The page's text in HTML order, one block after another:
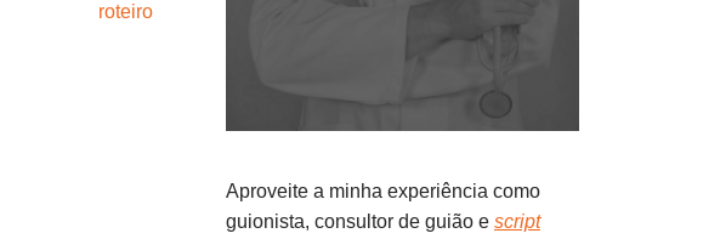
roteiro
Aproveite a minha experiência como
guionista, consultor de guião e script